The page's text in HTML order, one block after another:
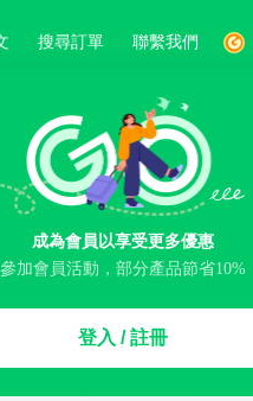
搜尋訂單 聯繫我們
成為會員以享受更多優惠
參加會員活動，部分產品節省10%
登入 / 註冊
搜索
免費取消 民宿 泊車場